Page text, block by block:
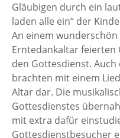
Gläubigen durch ein
laden alle ein“ der
An einem
Erntedankaltar feierten
den Gottesdienst.
brachten mit einem
Altar dar. Die
Gottesdienstes
mit extra dafür
Gottesdienstbesucher